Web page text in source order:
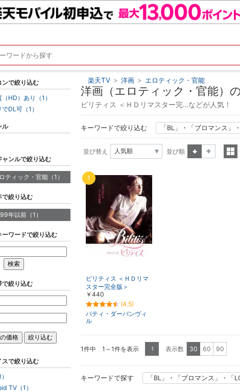
楽天TV > 洋画 > エロティック・官能
洋画（エロティック・官能）
ビリティス ＜ＨＤリマスター完…などが人気！
キーワードで絞り込む 「BL」・「ブロマンス」
並び替え
並び順
ビリティス ＜ＨＤリマ
スター完全版＞
￥440
(4.5)
パティ・ダーバンヴィ
ル
1
1件中 1～1件を表示 1 表示数 30 60 90
キーワードで探す 「BL」・「ブロマンス」・「
ンで絞り込む
HD）あり（1）
DL可（1）
ル
ャンルで絞り込む
ティック・官能（1）
で絞り込む
年以前（1）
ーワードで絞り込む
で絞り込む
スで絞り込む
TV（1）